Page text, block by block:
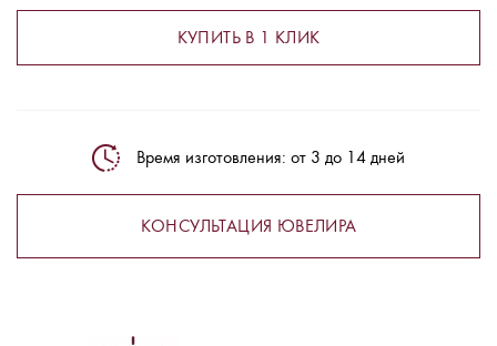
КУПИТЬ В 1 КЛИК
Время изготовления: от 3 до 14 дней
КОНСУЛЬТАЦИЯ ЮВЕЛИРА